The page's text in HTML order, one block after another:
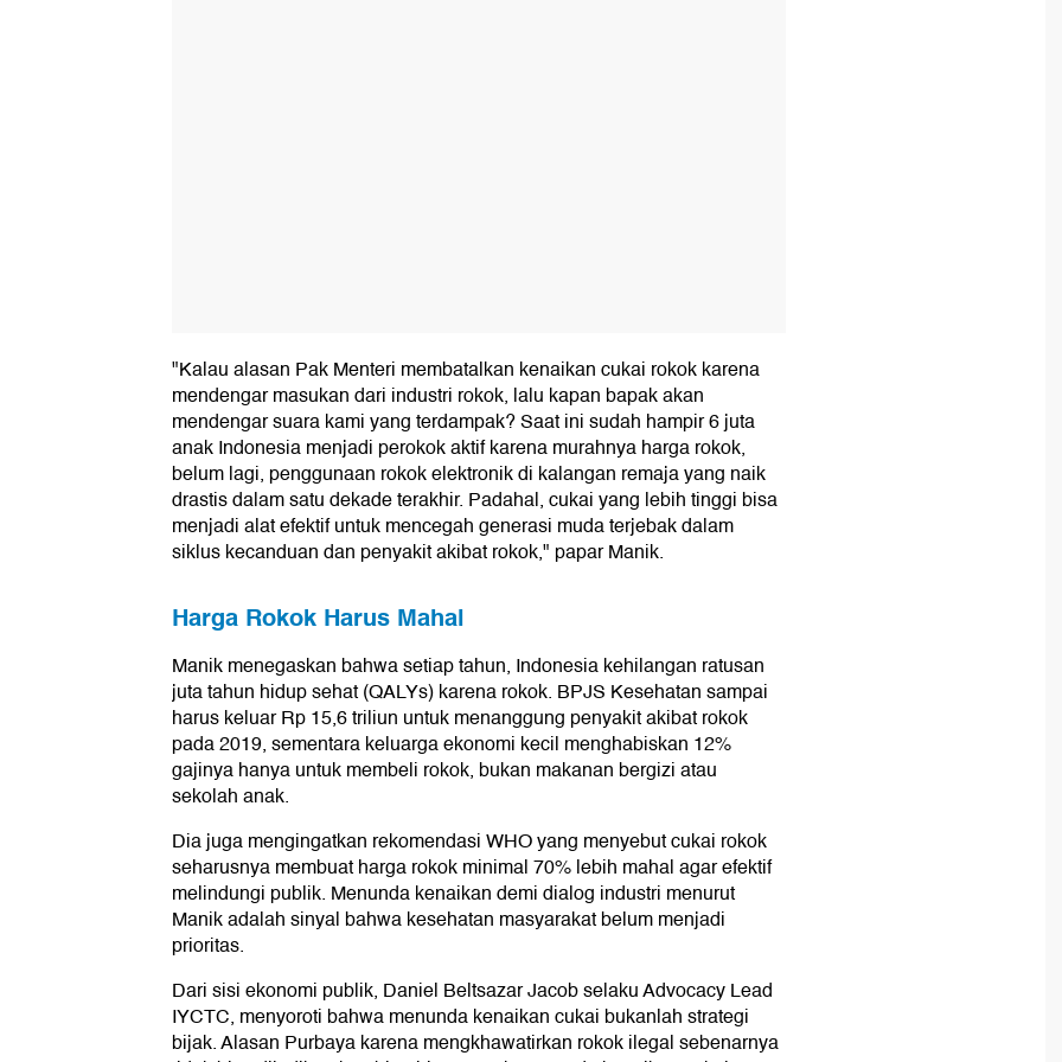
"Kalau alasan Pak Menteri membatalkan kenaikan cukai rokok karena
mendengar masukan dari industri rokok, lalu kapan bapak akan
mendengar suara kami yang terdampak? Saat ini sudah hampir 6 juta
anak Indonesia menjadi perokok aktif karena murahnya harga rokok,
belum lagi, penggunaan rokok elektronik di kalangan remaja yang naik
drastis dalam satu dekade terakhir. Padahal, cukai yang lebih tinggi bisa
menjadi alat efektif untuk mencegah generasi muda terjebak dalam
siklus kecanduan dan penyakit akibat rokok," papar Manik.
Harga Rokok Harus Mahal
Manik menegaskan bahwa setiap tahun, Indonesia kehilangan ratusan
juta tahun hidup sehat (QALYs) karena rokok. BPJS Kesehatan sampai
harus keluar Rp 15,6 triliun untuk menanggung penyakit akibat rokok
pada 2019, sementara keluarga ekonomi kecil menghabiskan 12%
gajinya hanya untuk membeli rokok, bukan makanan bergizi atau
sekolah anak.
Dia juga mengingatkan rekomendasi WHO yang menyebut cukai rokok
seharusnya membuat harga rokok minimal 70% lebih mahal agar efektif
melindungi publik. Menunda kenaikan demi dialog industri menurut
Manik adalah sinyal bahwa kesehatan masyarakat belum menjadi
prioritas.
Dari sisi ekonomi publik, Daniel Beltsazar Jacob selaku Advocacy Lead
IYCTC, menyoroti bahwa menunda kenaikan cukai bukanlah strategi
bijak. Alasan Purbaya karena mengkhawatirkan rokok ilegal sebenarnya